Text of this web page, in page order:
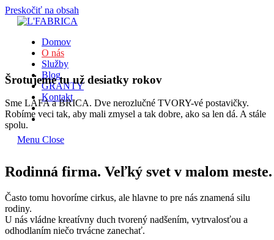
Preskočiť na obsah
Domov
O nás
Služby
Blog
GRANTY
Kontakt
Menu Close
Šrotujeme tu už desiatky rokov
Sme LAFA a BRICA. Dve nerozlučné TVORY-vé postavičky.
Robíme veci tak, aby mali zmysel a tak dobre, ako sa len dá. A stále
spolu.
Rodinná firma. Veľký svet v malom meste.
Často tomu hovoríme cirkus, ale hlavne to pre nás znamená silu
rodiny.
U nás vládne kreatívny duch tvorený nadšením, vytrvalosťou a
odhodlaním niečo trvácne zanechať.